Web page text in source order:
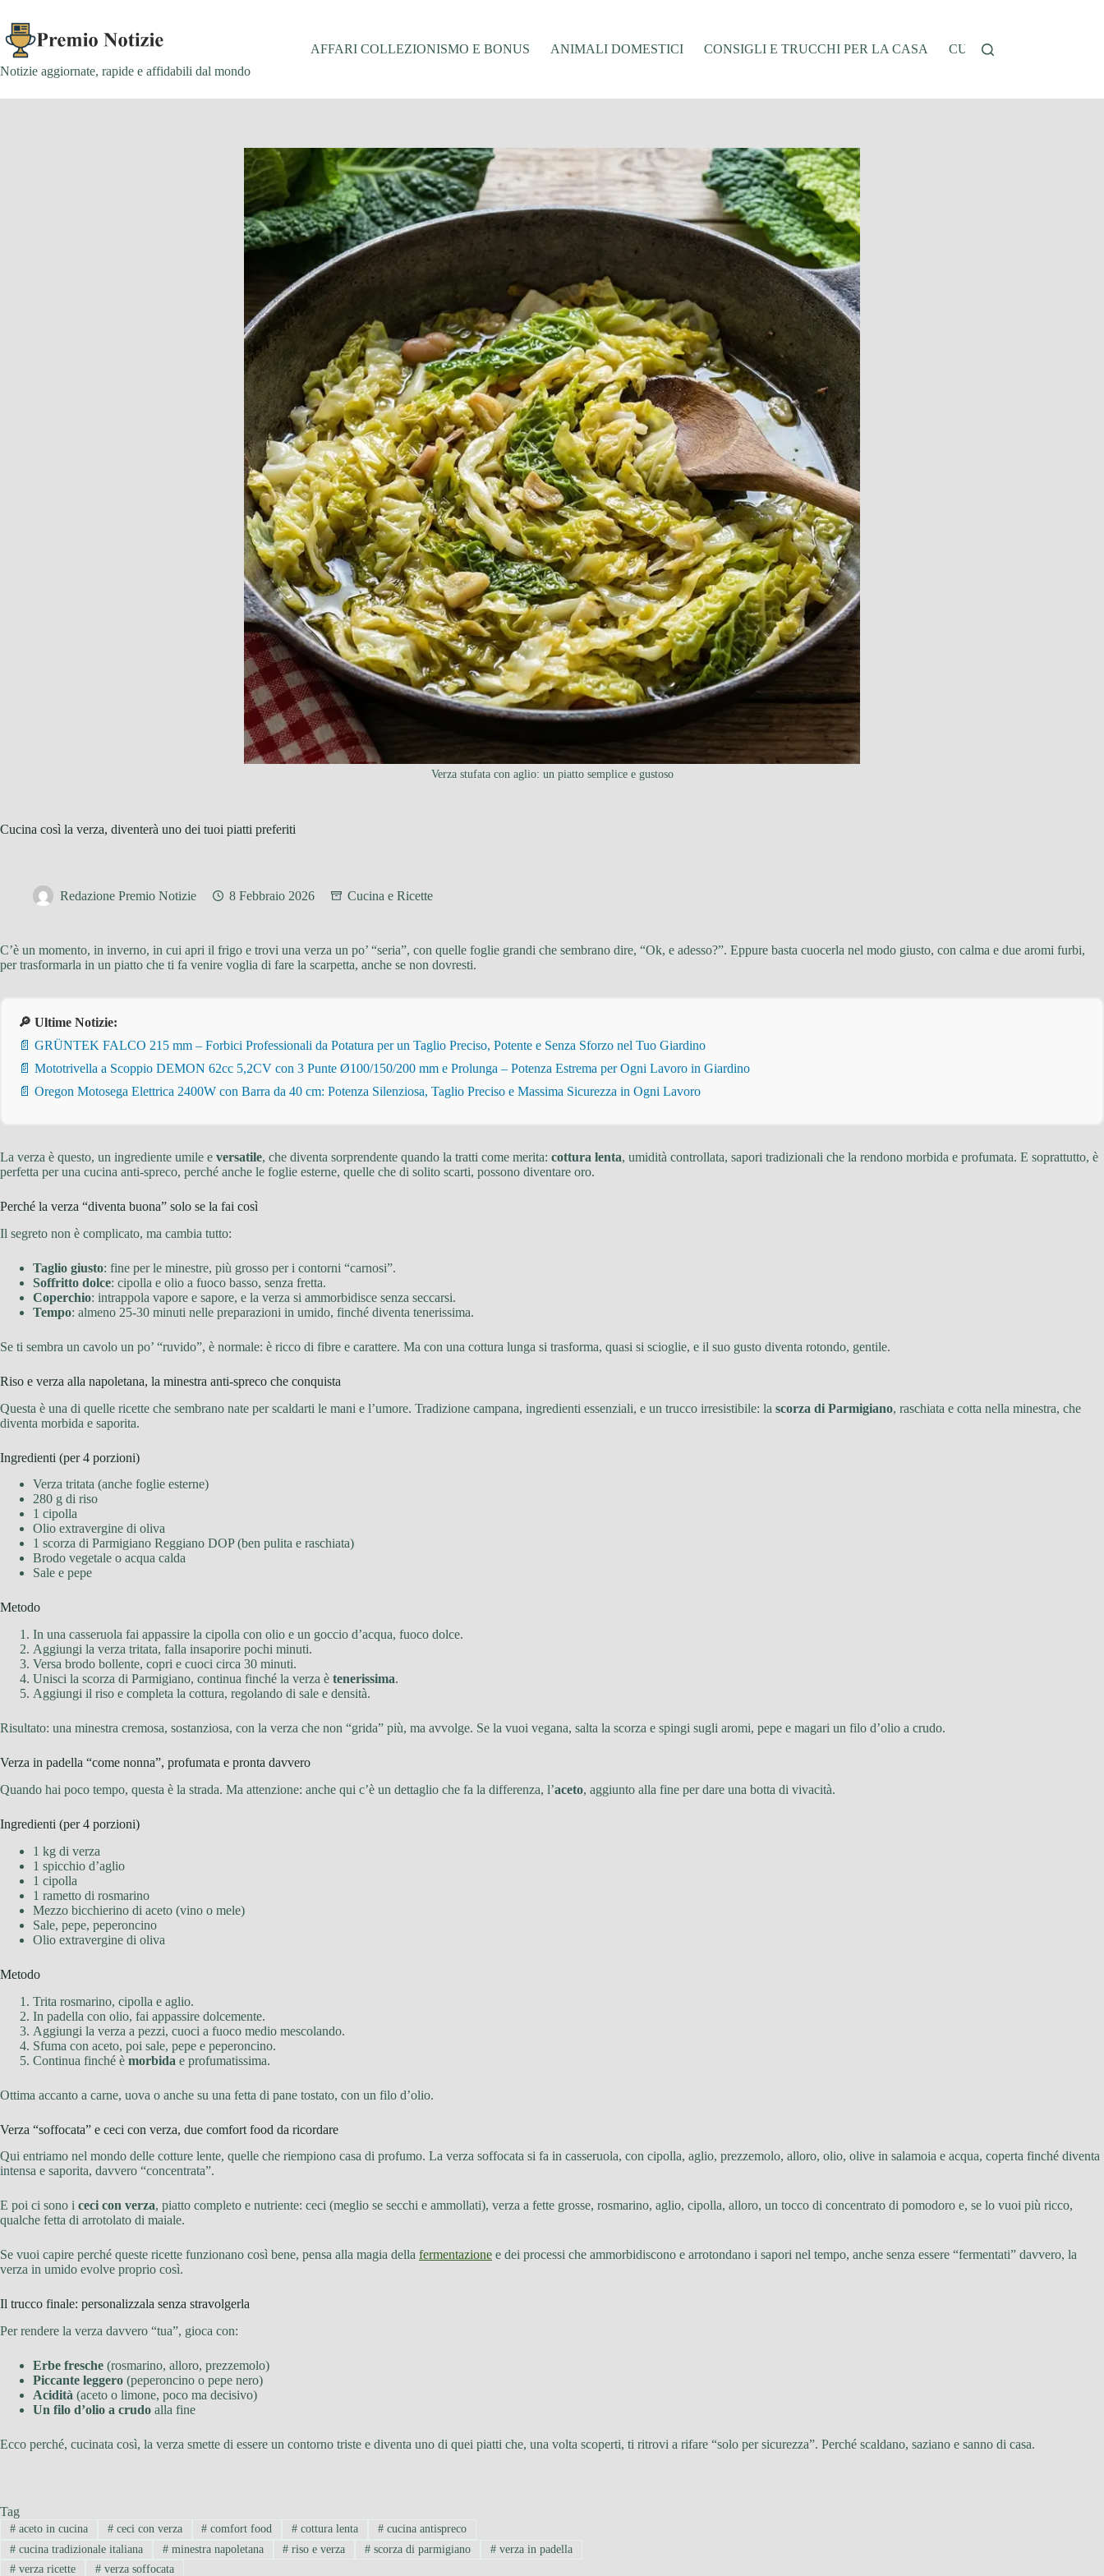
contenuto
Notizie aggiornate, rapide e affidabili dal mondo
AFFARI COLLEZIONISMO E BONUS ANIMALI DOMESTICI CONSIGLI E TRUCCHI PER LA CASA CUCINA E RICETTE
Verza stufata con aglio: un piatto semplice e gustoso
Cucina così la verza, diventerà uno dei tuoi piatti preferiti
Redazione Premio Notizie 8 Febbraio 2026 Cucina e Ricette
C’è un momento, in inverno, in cui apri il frigo e trovi una verza un po’ “seria”, con quelle foglie grandi che sembrano dire, “Ok, e adesso?”. Eppure basta cuocerla nel modo giusto, con calma e due aromi furbi,
per trasformarla in un piatto che ti fa venire voglia di fare la scarpetta, anche se non dovresti.
🔎 Ultime Notizie:
📄 GRÜNTEK FALCO 215 mm – Forbici Professionali da Potatura per un Taglio Preciso, Potente e Senza Sforzo nel Tuo Giardino
📄 Mototrivella a Scoppio DEMON 62cc 5,2CV con 3 Punte Ø100/150/200 mm e Prolunga – Potenza Estrema per Ogni Lavoro in Giardino
📄 Oregon Motosega Elettrica 2400W con Barra da 40 cm: Potenza Silenziosa, Taglio Preciso e Massima Sicurezza in Ogni Lavoro
La verza è questo, un ingrediente umile e versatile, che diventa sorprendente quando la tratti come merita: cottura lenta, umidità controllata, sapori tradizionali che la rendono morbida e profumata. E soprattutto, è
perfetta per una cucina anti-spreco, perché anche le foglie esterne, quelle che di solito scarti, possono diventare oro.
Perché la verza “diventa buona” solo se la fai così
Il segreto non è complicato, ma cambia tutto:
Taglio giusto: fine per le minestre, più grosso per i contorni “carnosi”.
Soffritto dolce: cipolla e olio a fuoco basso, senza fretta.
Coperchio: intrappola vapore e sapore, e la verza si ammorbidisce senza seccarsi.
Tempo: almeno 25-30 minuti nelle preparazioni in umido, finché diventa tenerissima.
Se ti sembra un cavolo un po’ “ruvido”, è normale: è ricco di fibre e carattere. Ma con una cottura lunga si trasforma, quasi si scioglie, e il suo gusto diventa rotondo, gentile.
Riso e verza alla napoletana, la minestra anti-spreco che conquista
Questa è una di quelle ricette che sembrano nate per scaldarti le mani e l’umore. Tradizione campana, ingredienti essenziali, e un trucco irresistibile: la scorza di Parmigiano, raschiata e cotta nella minestra, che
diventa morbida e saporita.
Ingredienti (per 4 porzioni)
Verza tritata (anche foglie esterne)
280 g di riso
1 cipolla
Olio extravergine di oliva
1 scorza di Parmigiano Reggiano DOP (ben pulita e raschiata)
Brodo vegetale o acqua calda
Sale e pepe
Metodo
In una casseruola fai appassire la cipolla con olio e un goccio d’acqua, fuoco dolce.
Aggiungi la verza tritata, falla insaporire pochi minuti.
Versa brodo bollente, copri e cuoci circa 30 minuti.
Unisci la scorza di Parmigiano, continua finché la verza è tenerissima.
Aggiungi il riso e completa la cottura, regolando di sale e densità.
Risultato: una minestra cremosa, sostanziosa, con la verza che non “grida” più, ma avvolge. Se la vuoi vegana, salta la scorza e spingi sugli aromi, pepe e magari un filo d’olio a crudo.
Verza in padella “come nonna”, profumata e pronta davvero
Quando hai poco tempo, questa è la strada. Ma attenzione: anche qui c’è un dettaglio che fa la differenza, l’aceto, aggiunto alla fine per dare una botta di vivacità.
Ingredienti (per 4 porzioni)
1 kg di verza
1 spicchio d’aglio
1 cipolla
1 rametto di rosmarino
Mezzo bicchierino di aceto (vino o mele)
Sale, pepe, peperoncino
Olio extravergine di oliva
Metodo
Trita rosmarino, cipolla e aglio.
In padella con olio, fai appassire dolcemente.
Aggiungi la verza a pezzi, cuoci a fuoco medio mescolando.
Sfuma con aceto, poi sale, pepe e peperoncino.
Continua finché è morbida e profumatissima.
Ottima accanto a carne, uova o anche su una fetta di pane tostato, con un filo d’olio.
Verza “soffocata” e ceci con verza, due comfort food da ricordare
Qui entriamo nel mondo delle cotture lente, quelle che riempiono casa di profumo. La verza soffocata si fa in casseruola, con cipolla, aglio, prezzemolo, alloro, olio, olive in salamoia e acqua, coperta finché diventa
intensa e saporita, davvero “concentrata”.
E poi ci sono i ceci con verza, piatto completo e nutriente: ceci (meglio se secchi e ammollati), verza a fette grosse, rosmarino, aglio, cipolla, alloro, un tocco di concentrato di pomodoro e, se lo vuoi più ricco,
qualche fetta di arrotolato di maiale.
Se vuoi capire perché queste ricette funzionano così bene, pensa alla magia della fermentazione e dei processi che ammorbidiscono e arrotondano i sapori nel tempo, anche senza essere “fermentati” davvero, la
verza in umido evolve proprio così.
Il trucco finale: personalizzala senza stravolgerla
Per rendere la verza davvero “tua”, gioca con:
Erbe fresche (rosmarino, alloro, prezzemolo)
Piccante leggero (peperoncino o pepe nero)
Acidità (aceto o limone, poco ma decisivo)
Un filo d’olio a crudo alla fine
Ecco perché, cucinata così, la verza smette di essere un contorno triste e diventa uno di quei piatti che, una volta scoperti, ti ritrovi a rifare “solo per sicurezza”. Perché scaldano, saziano e sanno di casa.
Tag
#aceto in cucina #ceci con verza # comfort food # cottura lenta # cucina antispreco
#cucina tradizionale italiana #minestra napoletana # riso e verza # scorza di parmigiano # verza in padella
#verza ricette #verza soffocata